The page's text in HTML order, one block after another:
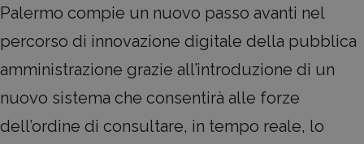
Palermo compie un nuovo passo avanti nel
percorso di innovazione digitale della pubblica
amministrazione grazie all’introduzione di un
nuovo sistema che consentirà alle forze
dell’ordine di consultare, in tempo reale, lo